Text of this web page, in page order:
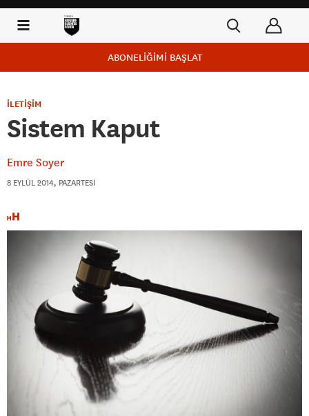
ABONELİĞİMİ BAŞLAT
İLETİŞİM
Sistem Kaput
Emre Soyer
8 EYLÜL 2014, PAZARTESI